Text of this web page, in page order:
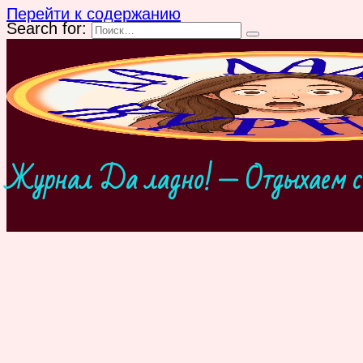
Перейти к содержанию
Search for:
Журнал Да ладно! — Отдыхаем с